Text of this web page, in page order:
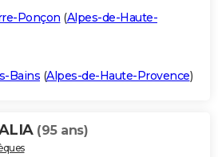
Ponçon (Alpes-de-Haute-
Bains (Alpes-de-Haute-Provence)
(95 ans)